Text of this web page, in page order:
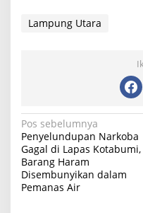
Lampung Utara
N
a
v
i
Pos sebelumnya
Penyelundupan Narkoba
Gagal di Lapas Kotabumi,
Barang Haram
Disembunyikan dalam
Pemanas Air